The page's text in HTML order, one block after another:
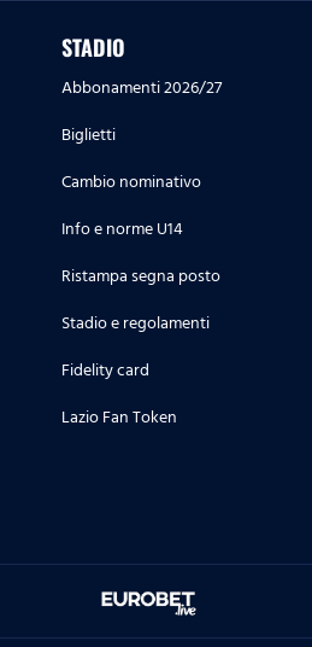
STADIO
Abbonamenti 2026/27
Biglietti
Cambio nominativo
Info e norme U14
Ristampa segna posto
Stadio e regolamenti
Fidelity card
Lazio Fan Token